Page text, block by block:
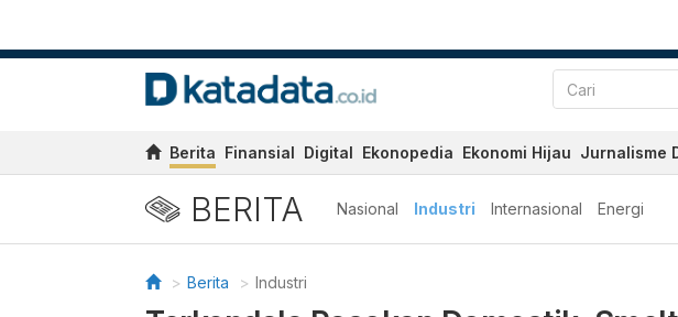
Berita Finansial Digital Ekonopedia Ekonomi Hijau Jurnalisme
BERITA Nasional Industri Internasional Energi
Berita Industri